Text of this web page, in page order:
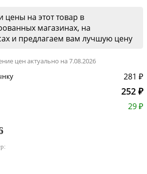
на этот товар в
магазинах, на
и предлагаем вам лучшую цену
цен актуально на 7.08.2026
281 ₽
252 ₽
29 ₽